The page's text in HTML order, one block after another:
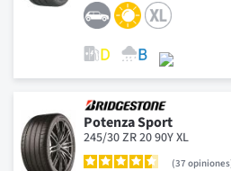
Potenza Sport
245/30 ZR 20 90Y XL
37 opiniones